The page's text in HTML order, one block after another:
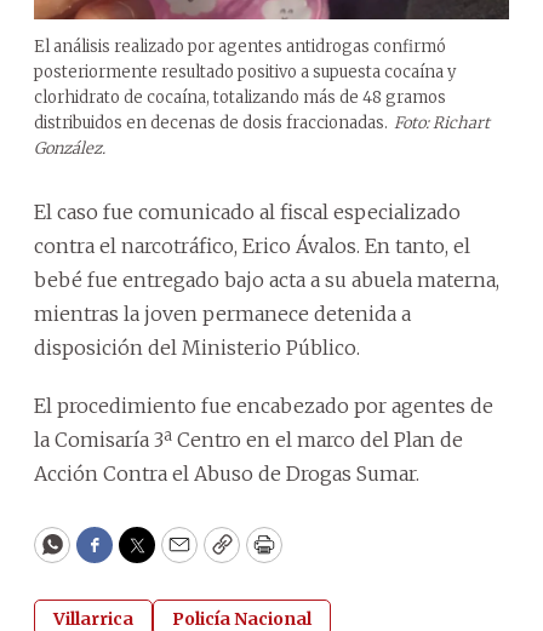
El análisis realizado por agentes antidrogas confirmó
posteriormente resultado positivo a supuesta cocaína y
clorhidrato de cocaína, totalizando más de 48 gramos
distribuidos en decenas de dosis fraccionadas. Foto: Richart
González.
El caso fue comunicado al fiscal especializado
contra el narcotráfico, Erico Ávalos. En tanto, el
bebé fue entregado bajo acta a su abuela materna,
mientras la joven permanece detenida a
disposición del Ministerio Público.
El procedimiento fue encabezado por agentes de
la Comisaría 3ª Centro en el marco del Plan de
Acción Contra el Abuso de Drogas Sumar.
WhatsApp
Facebook
Twitter
EmailCopyPrint
Villarrica Policía Nacional